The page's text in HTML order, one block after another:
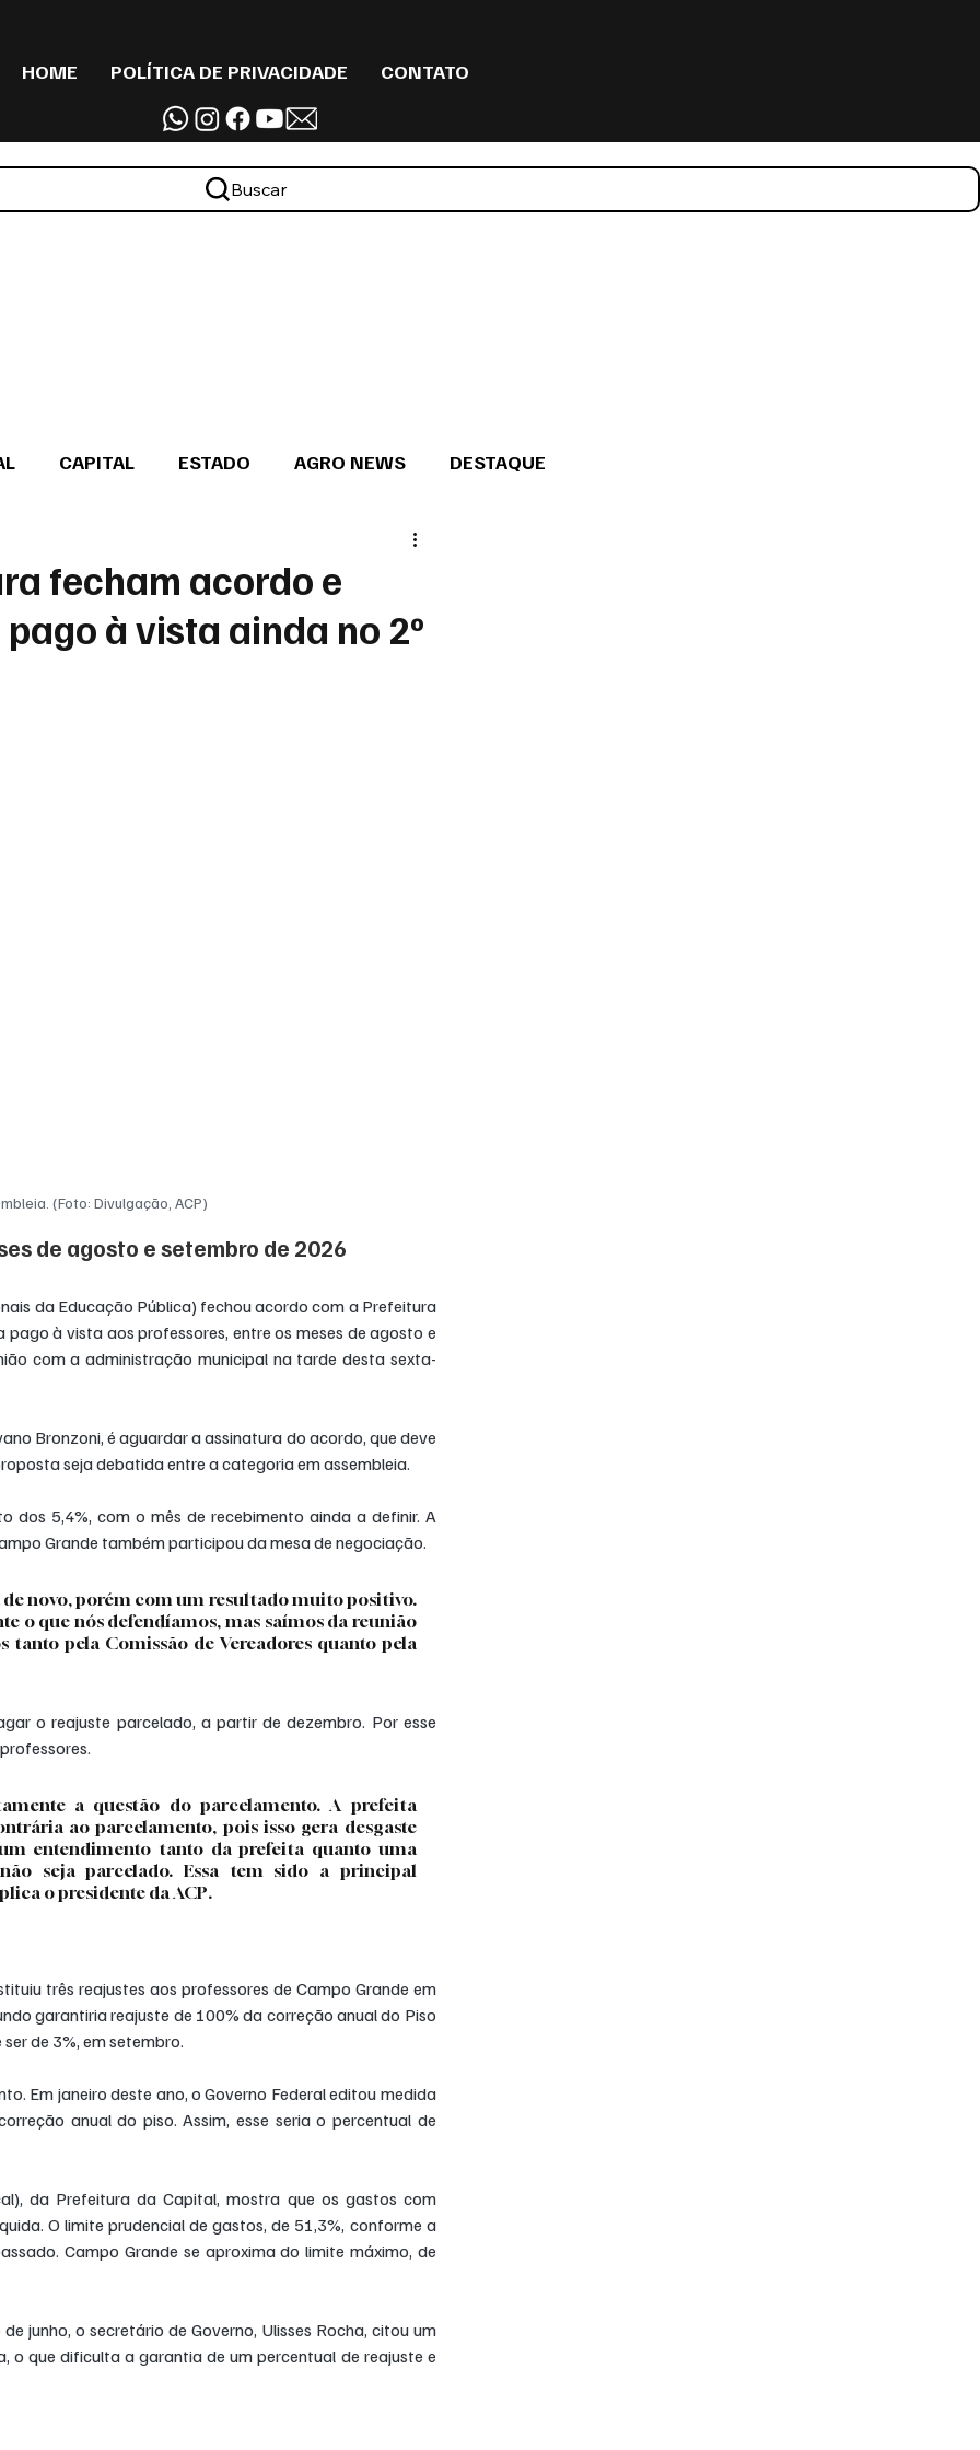
HOME POLÍTICA DE PRIVACIDADE CONTATO
Buscar
CAPITAL ESTADO AGRO NEWS DESTAQUE
fecham acordo e
à vista ainda no 2º
(Foto: Divulgação, ACP)
de agosto e setembro de 2026
da Educação Pública) fechou acordo com a Prefeitura
à vista aos professores, entre os meses de agosto e
com a administração municipal na tarde desta sexta-
Bronzoni, é aguardar a assinatura do acordo, que deve
seja debatida entre a categoria em assembleia.
5,4%, com o mês de recebimento ainda a definir. A
Grande também participou da mesa de negociação.
novo, porém com um resultado muito positivo.
o que nós defendíamos, mas saímos da reunião
pela Comissão de Vereadores quanto pela
o reajuste parcelado, a partir de dezembro. Por esse
a questão do parcelamento. A prefeita
ao parcelamento, pois isso gera desgaste
entendimento tanto da prefeita quanto uma
seja parcelado. Essa tem sido a principal
o presidente da ACP.
três reajustes aos professores de Campo Grande em
garantiria reajuste de 100% da correção anual do Piso
de 3%, em setembro.
Em janeiro deste ano, o Governo Federal editou medida
anual do piso. Assim, esse seria o percentual de
da Prefeitura da Capital, mostra que os gastos com
O limite prudencial de gastos, de 51,3%, conforme a
Campo Grande se aproxima do limite máximo, de
junho, o secretário de Governo, Ulisses Rocha, citou um
o que dificulta a garantia de um percentual de reajuste e